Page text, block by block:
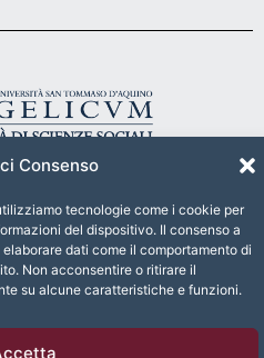
Consenso
tecnologie come i cookie per
del dispositivo. Il consenso a
dati come il comportamento di
Non acconsentire o ritirare il
su alcune caratteristiche e funzioni.
d'AquinoAngelicum
Sociali - FASS
BY XEYDAR